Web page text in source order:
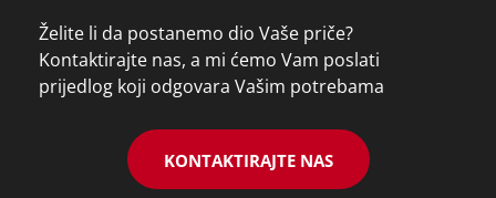
Želite li da postanemo dio Vaše priče?
Kontaktirajte nas, a mi ćemo Vam poslati
prijedlog koji odgovara Vašim potrebama
KONTAKTIRAJTE NAS